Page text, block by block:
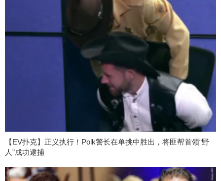
【EV扑克】正义执行！Polk警长在单挑中胜出，将匪帮首领“野
人”成功逮捕